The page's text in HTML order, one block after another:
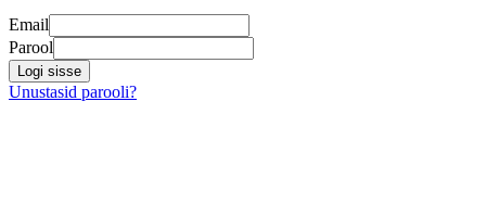
Email
Parool
Logi sisse
Unustasid parooli?